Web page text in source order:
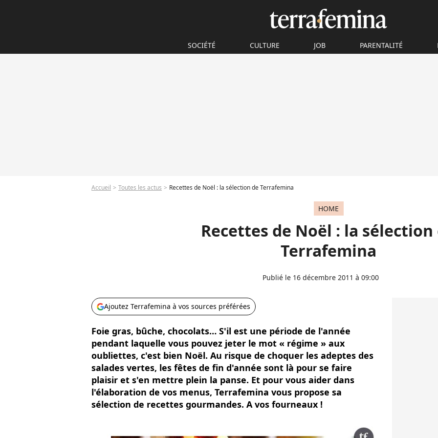
SOCIÉTÉ CULTURE JOB PARENTALITÉ
Accueil Toutes les actus Recettes de Noël : la sélection de Terrafemina
HOME
Recettes de Noël : la sélection
Terrafemina
Publié le 16 décembre 2011 à 09:00
Ajoutez Terrafemina à vos sources préférées
Foie gras, bûche, chocolats… S'il est une période de l'année
pendant laquelle vous pouvez jeter le mot « régime » aux
oubliettes, c'est bien Noël. Au risque de choquer les adeptes des
salades vertes, les fêtes de fin d'année sont là pour se faire
plaisir et s'en mettre plein la panse. Et pour vous aider dans
l'élaboration de vos menus, Terrafemina vous propose sa
sélection de recettes gourmandes. A vos fourneaux !